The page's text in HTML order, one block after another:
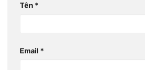
Tên *
Email *